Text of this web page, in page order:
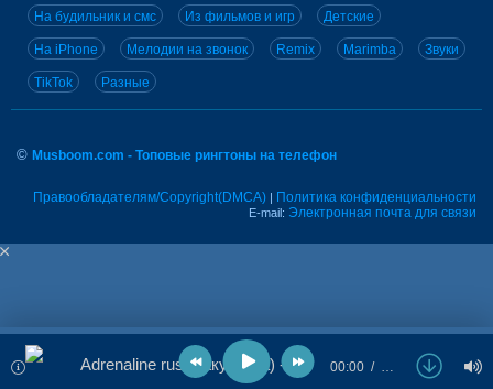
На будильник и смс Из фильмов и игр Детские
На iPhone Мелодии на звонок Remix Marimba Звуки
TikTok Разные
© Musboom.com - Топовые рингтоны на телефон
Правообладателям/Copyright(DMCA) | Политика конфиденциальности
E-mail: Электронная почта для связи
Adrenaline rush (акустика) - Sigma ft. Morgan 00:00 …